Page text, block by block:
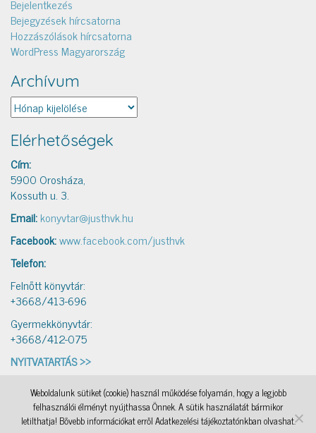
Bejelentkezés
Bejegyzések hírcsatorna
Hozzászólások hírcsatorna
WordPress Magyarország
Archívum
Archívum
Elérhetőségek
Cím:
5900 Orosháza,
Kossuth u. 3.
Email:konyvtar@justhvk.hu
Facebook:www.facebook.com/justhvk
Telefon:
Felnőtt könyvtár:
+3668/413-696
Gyermekkönyvtár:
+3668/412-075
NYITVATARTÁS >>
IAMSocial, a WordPress Theme by@aicragellebasiKönyvtári levelezés, a WordPress Theme by
@aicragellebasi Nyomtató , a WordPress Theme by @aicragellebasiOKKA , a WordPress Theme by
Weboldalunk sütiket (cookie) használ működése folyamán, hogy a legjobb
felhasználói élményt nyújthassa Önnek. A sütik használatát bármikor
letilthatja! Bővebb információkat erről Adatkezelési tájékoztatónkban olvashat.